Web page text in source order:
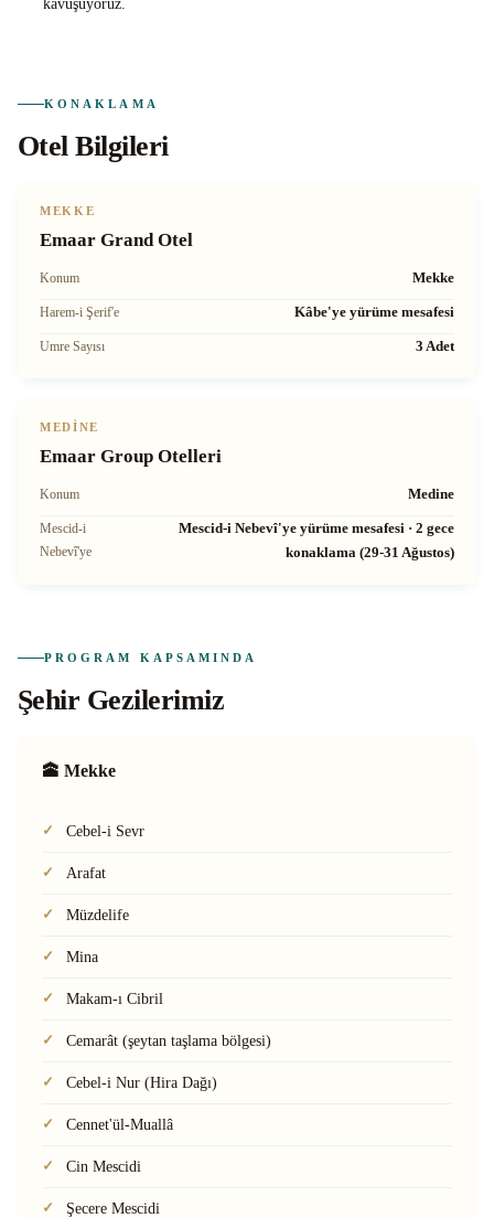
kavuşuyoruz.
KONAKLAMA
Otel Bilgileri
MEKKE
Emaar Grand Otel
Konum Mekke
Harem-i Şerif'e Kâbe'ye yürüme mesafesi
Umre Sayısı 3 Adet
MEDINE
Emaar Group Otelleri
Konum Medine
Mescid-i
Nebevî'ye
Mescid-i Nebevî'ye yürüme mesafesi · 2 gece
konaklama (29-31 Ağustos)
PROGRAM KAPSAMINDA
Şehir Gezilerimiz
🕋 Mekke
Cebel-i Sevr
Arafat
Müzdelife
Mina
Makam-ı Cibril
Cemarât (şeytan taşlama bölgesi)
Cebel-i Nur (Hira Dağı)
Cennet'ül-Muallâ
Cin Mescidi
Şecere Mescidi